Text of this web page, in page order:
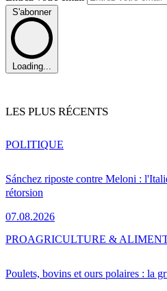
S'abonner
Loading...
LES PLUS RÉCENTS
Sánchez riposte contre Meloni :
rétorsion
07.08.2026
POLITIQUE
Poulets, bovins et ours polaires : la
PROAGRICULTURE &